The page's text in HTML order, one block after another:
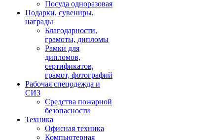
Посуда одноразовая
Подарки, сувениры,
награды
Благодарности,
грамоты, дипломы
Рамки для
дипломов,
сертификатов,
грамот, фотографий
Рабочая спецодежда и
СИЗ
Средства пожарной
безопасности
Техника
Офисная техника
Компьютерная